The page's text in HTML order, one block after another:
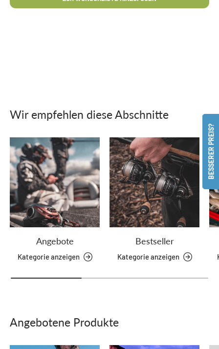
Wir empfehlen diese Abschnitte
Angebote
Kategorie anzeigen
Bestseller
Kategorie anzeigen
Angebotene Produkte
BESSERER PREIS?